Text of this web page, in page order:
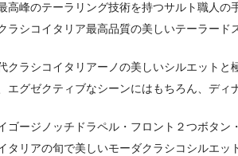
高峰のテーラリング技術を持つサルト職人の
ラシコイタリア最高品質の美しいテーラード
クラシコイタリアーノの美しいシルエットと
エグゼクティブなシーンにはもちろん、ディ
ゴージノッチドラペル・フロント２つボタ
タリアの旬で美しいモーダクラシコシルエット